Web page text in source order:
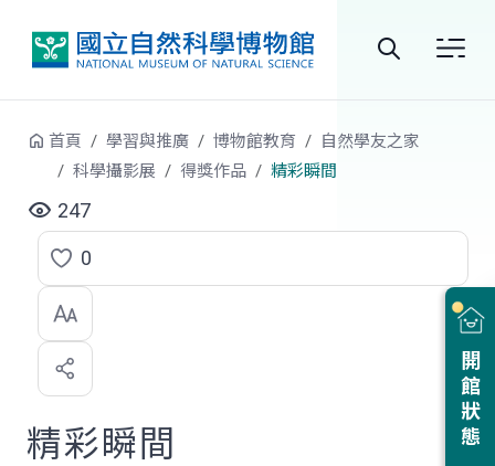
站
開館狀態
首頁 學習與推廣 博物館教育
自然學友之家
科學攝影展
得獎作品 精彩瞬間
247
點
選
喜
歡
0
精彩瞬間